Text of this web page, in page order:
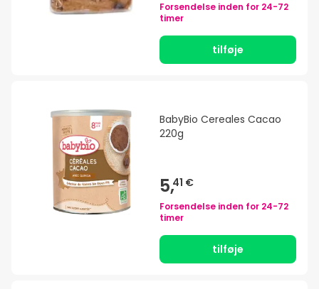
Forsendelse inden for 24-72
timer
tilføje
BabyBio Cereales Cacao
220g
5,41 €
Forsendelse inden for 24-72
timer
tilføje